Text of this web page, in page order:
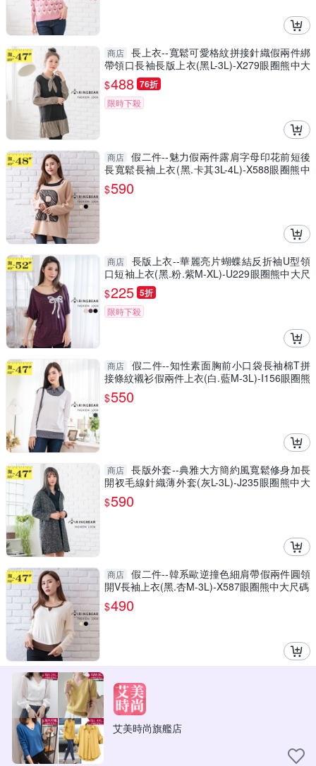
商店 長上衣--寬鬆可愛格紋拼接針織假兩件綁
帶領口長袖長版上衣(黑L-3L)-X279眼圈熊中大
尺碼
$488 76折
限時下殺
商店 假二件--魅力假兩件露肩字母印花前短後
長寬鬆長袖上衣(黑.卡其3L-4L)-X588眼圈熊中
大尺碼
$590
商店
長版上衣--華麗亮片蝴蝶結反折袖U型領
口短袖上衣(黑.粉.紫M-XL)-U229眼圈熊中大尺
碼
$225 5折
限時下殺
商店
假二件--知性素面胸前小口袋長袖棉T拼
接條紋襯衫假兩件上衣(白.藍M-3L)-I156眼圈熊
中大尺碼
$550
商店 長版外套--典雅大方簡約風寬鬆修身加長
開衩毛線針織薄外套(灰L-3L)-J235眼圈熊中大
尺碼
$590
商店 假二件--韓系歐逆撞色細肩帶假兩件圓領
開V長袖上衣(黑.杏M-3L)-X587眼圈熊中大尺碼
$490
艾美時尚旗艦店